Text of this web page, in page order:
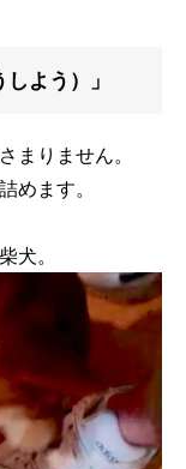
よう）」
まりません。
めます。
犬。